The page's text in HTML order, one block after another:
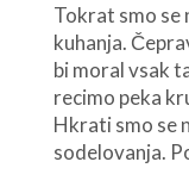
Tokrat smo se
kuhanja.
bi moral vsak
recimo peka
Hkrati smo se
sodelovanja.